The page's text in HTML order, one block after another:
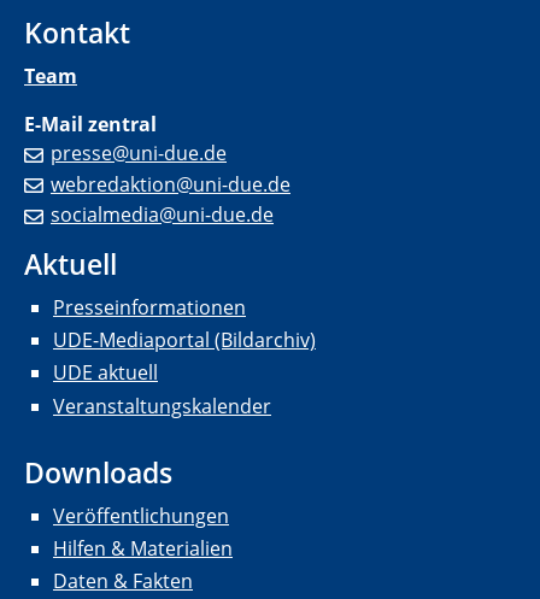
Kontakt
Team
E-Mail zentral
presse@uni-due.de
webredaktion@uni-due.de
socialmedia@uni-due.de
Aktuell
Presseinformationen
UDE-Mediaportal (Bildarchiv)
UDE aktuell
Veranstaltungskalender
Downloads
Veröffentlichungen
Hilfen & Materialien
Daten & Fakten